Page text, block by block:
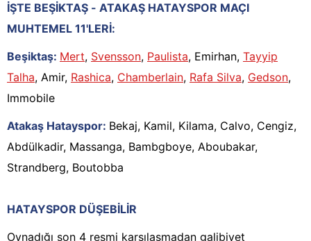
İŞTE BEŞİKTAŞ - ATAKAŞ HATAYSPOR MAÇI
MUHTEMEL 11'LERİ:
Beşiktaş: Mert, Svensson, Paulista, Emirhan, Tayyip
Talha, Amir, Rashica, Chamberlain, Rafa Silva, Gedson,
Immobile
Atakaş Hatayspor: Bekaj, Kamil, Kilama, Calvo, Cengiz,
Abdülkadir, Massanga, Bambgboye, Aboubakar,
Strandberg, Boutobba
HATAYSPOR DÜŞEBİLİR
Oynadığı son 4 resmi karşılaşmadan galibiyet